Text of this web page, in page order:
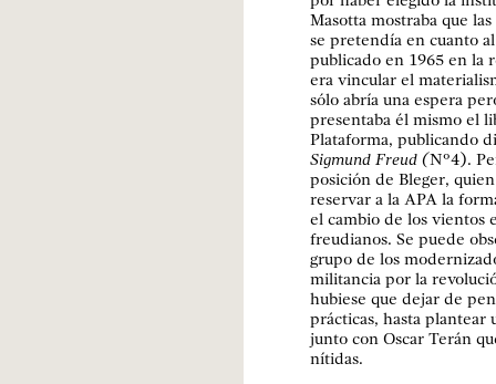
Masotta mostraba que
se pretendía en cuanto
publicado en 1965 en la
era vincular el
sólo abría una espera
presentaba él mismo el
Plataforma, publicando
Sigmund Freud (Nº4).
posición de Bleger,
reservar a la APA la
el cambio de los vientos
freudianos. Se puede
grupo de los
militancia por la
hubiese que dejar de
prácticas, hasta plantear
junto con Oscar Terán
nítidas.